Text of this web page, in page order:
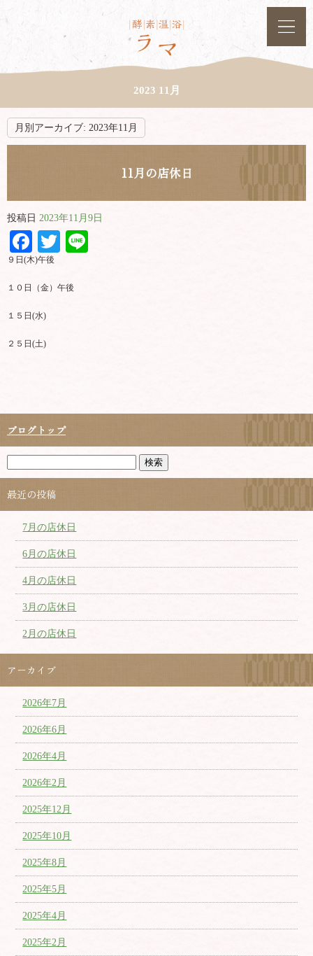
2023 11月
月別アーカイブ: 2023年11月
11月の店休日
投稿日 2023年11月9日
Facebook
Twitter
９日(木)午後
１０日（金）午後
１５日(水)
２５日(土)
ブログトップ
最近の投稿
7月の店休日
6月の店休日
4月の店休日
3月の店休日
2月の店休日
アーカイブ
2026年7月
2026年6月
2026年4月
2026年2月
2025年12月
2025年10月
2025年8月
2025年5月
2025年4月
2025年2月